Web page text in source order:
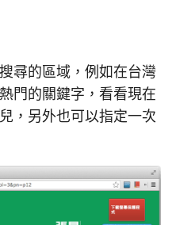
尋的區域，例如在台灣
門的關鍵字，看看現在
，另外也可以指定一次